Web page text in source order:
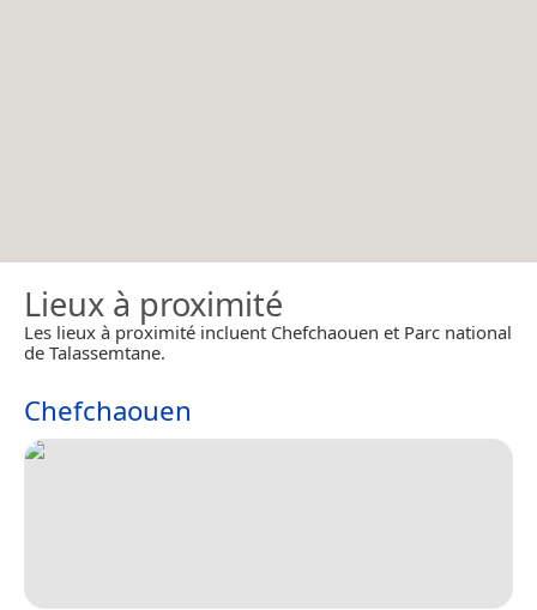
Lieux à proximité
Les lieux à proximité incluent Chefchaouen et Parc national
de Talassemtane.
Chefchaouen